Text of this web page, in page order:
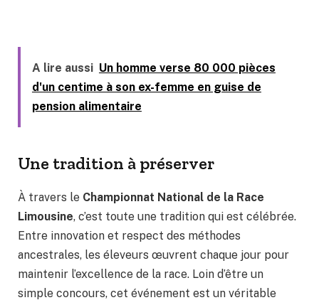
A lire aussi Un homme verse 80 000 pièces
d'un centime à son ex-femme en guise de
pension alimentaire
Une tradition à préserver
À travers le Championnat National de la Race
Limousine, c’est toute une tradition qui est célébrée.
Entre innovation et respect des méthodes
ancestrales, les éleveurs œuvrent chaque jour pour
maintenir l’excellence de la race. Loin d’être un
simple concours, cet événement est un véritable